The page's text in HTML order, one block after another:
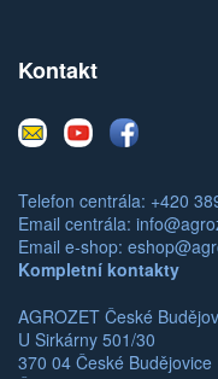
Kontakt
E-
mail
YoutubeFacebook
Telefon centrála: +420
Email centrála:
Email e-shop:
Kompletní kontakty
AGROZET České
U Sirkárny 501/30
370 04 České Budějovice